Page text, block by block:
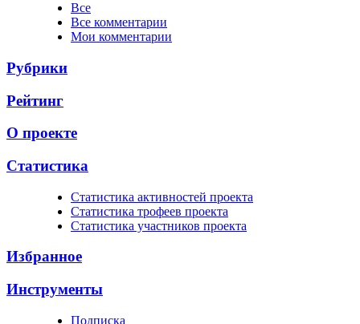
Все
Все комментарии
Мои комментарии
Рубрики
Рейтинг
О проекте
Статистика
Cтатистика активностей проекта
Cтатистика трофеев проекта
Cтатистика участников проекта
Избранное
Инструменты
Подписка